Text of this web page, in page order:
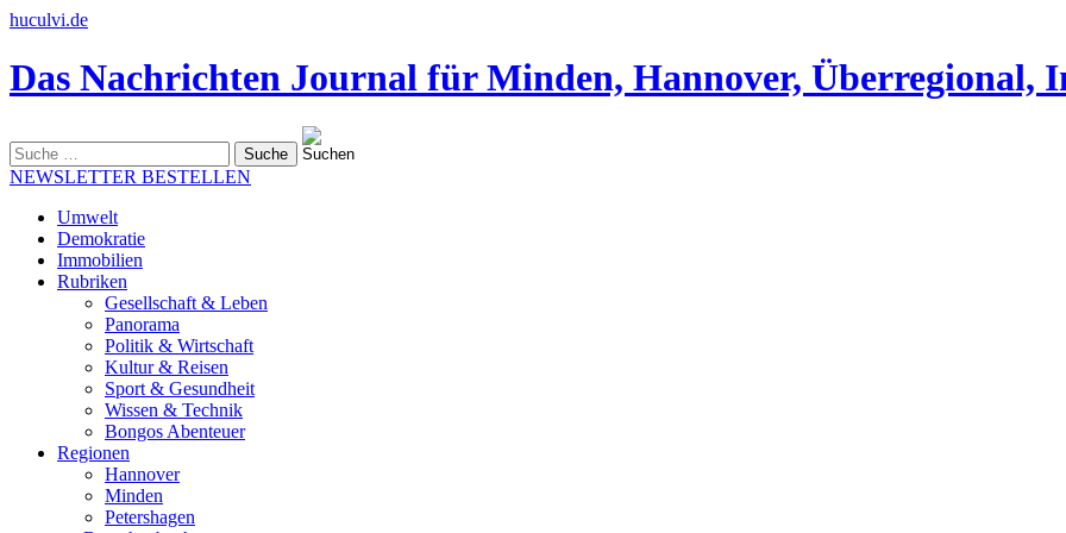
huculvi.de
Das Nachrichten Journal für Minden, Hannover, Überregional,
nach:
NEWSLETTER BESTELLEN
Umwelt
Demokratie
Immobilien
Rubriken
Gesellschaft & Leben
Panorama
Politik & Wirtschaft
Kultur & Reisen
Sport & Gesundheit
Wissen & Technik
Bongos Abenteuer
Regionen
Hannover
Minden
Petershagen